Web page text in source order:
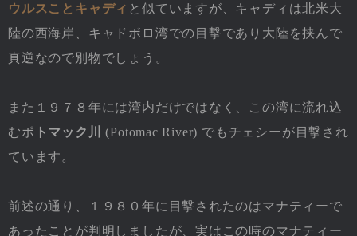
ウルスことキャディ と似ていますが、キャディは北米大
陸の西海岸、キャドボロ湾での目撃であり大陸を挟んで
真逆なので別物でしょう。
また１９７８年には湾内だけではなく、この湾に流れ込
むポ トマック川
(Potomac River) でもチェシーが目撃され
ています。
前述の通り、１９８０年に目撃されたのはマナティーで
あったことが判明しましたが、実はこの時のマナティー